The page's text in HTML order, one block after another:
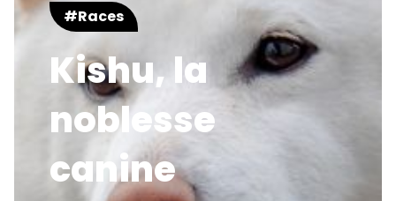
#Races
Kishu, la
noblesse
canine